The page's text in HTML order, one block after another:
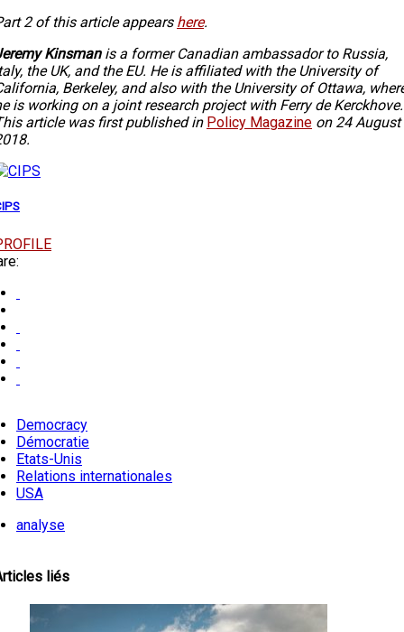
2 of this article appears here.
Kinsman is a former Canadian ambassador to Russia,
the UK, and the EU. He is affiliated with the University of
Berkeley, and also with the University of Ottawa,
is working on a joint research project with Ferry de Kerckhove.
article was first published in Policy Magazine on 24 August
Democracy
Démocratie
Etats-Unis
Relations internationales
USA
analyse
liés